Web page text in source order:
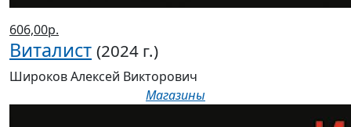
606,00р.
Виталист (2024 г.)
Широков Алексей Викторович
Магазины